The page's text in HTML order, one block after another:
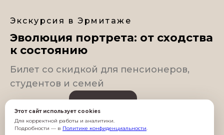
Этот сайт использует cookies
Для корректной работы и аналитики.
Подробности — в Политике конфиденциальности.
Экскурсия в Эрмитаже
Эволюция портрета: от сходства
к состоянию
Билет со скидкой для пенсионеров,
студентов и семей